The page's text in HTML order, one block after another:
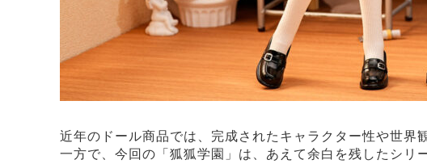
近年のドール商品では、完成されたキャラクター性や世界
一方で、今回の「狐狐学園」は、あえて余白を残したシリ